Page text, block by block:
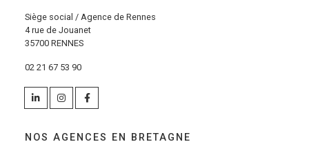
Siège social / Agence de Rennes
4 rue de Jouanet
35700 RENNES
02 21 67 53 90
NOS AGENCES EN BRETAGNE